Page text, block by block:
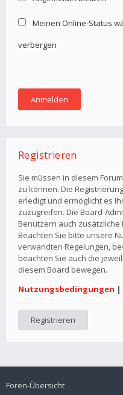
Meinen Online-Status
verbergen
Registrieren
Sie müssen in diesem
zu können. Die
erledigt und ermöglicht es
zuzugreifen. Die Board-
Benutzern auch
Beachten Sie bitte unsere
verwandten Regelungen,
beachten Sie auch die
diesem Board bewegen.
Nutzungsbedingungen |
Registrieren
Foren-Übersicht